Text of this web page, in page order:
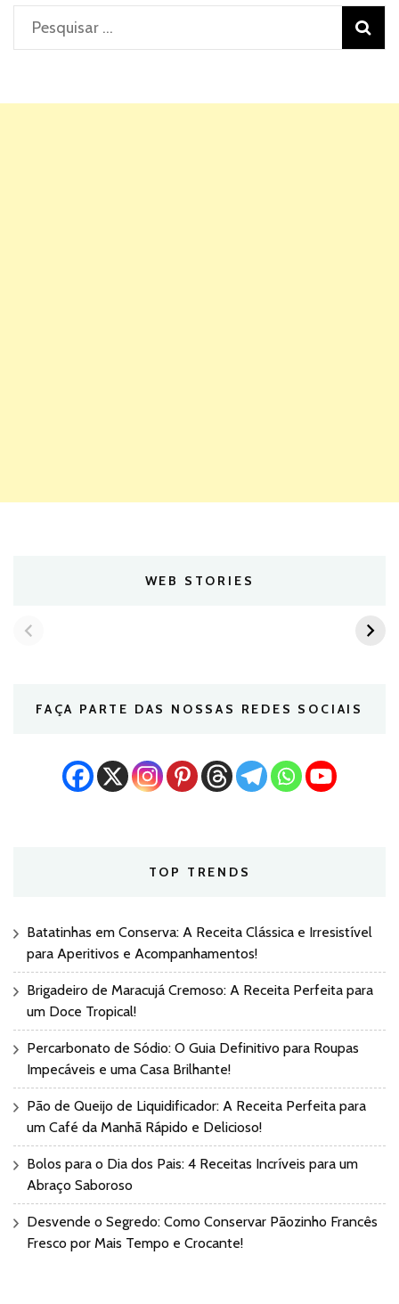
Pesquisar
por:
WEB STORIES
FAÇA PARTE DAS NOSSAS REDES SOCIAIS
TOP TRENDS
Batatinhas em Conserva: A Receita Clássica e Irresistível
para Aperitivos e Acompanhamentos!
Brigadeiro de Maracujá Cremoso: A Receita Perfeita para
um Doce Tropical!
Percarbonato de Sódio: O Guia Definitivo para Roupas
Impecáveis e uma Casa Brilhante!
Pão de Queijo de Liquidificador: A Receita Perfeita para
um Café da Manhã Rápido e Delicioso!
Bolos para o Dia dos Pais: 4 Receitas Incríveis para um
Abraço Saboroso
Desvende o Segredo: Como Conservar Pãozinho Francês
Fresco por Mais Tempo e Crocante!